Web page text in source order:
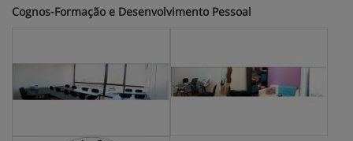
Cognos-Formação e Desenvolvimento Pessoal